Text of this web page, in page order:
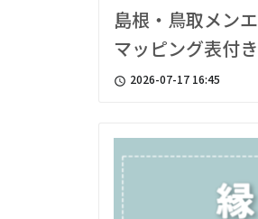
島根・鳥取メン
マッピング表付き
access_time 2026-07-17 16:45